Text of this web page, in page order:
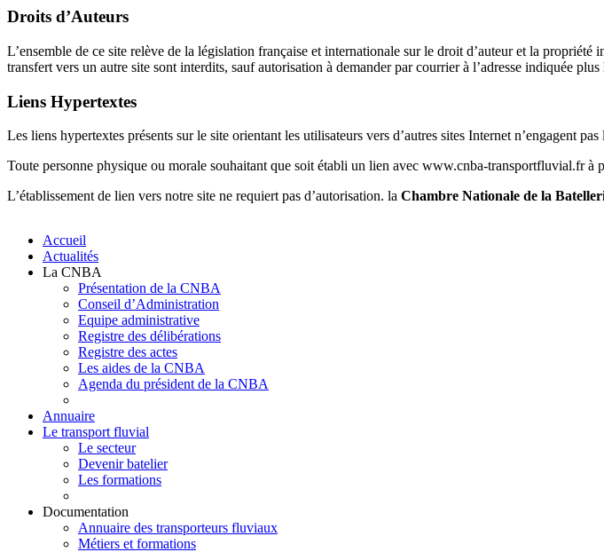
Droits d’Auteurs
L’ensemble de ce site relève de la législation française et internationale sur le droit d’auteur et la
transfert vers un autre site sont interdits, sauf autorisation à demander par courrier à l’adresse indiquée
Liens Hypertextes
Les liens hypertextes présents sur le site orientant les utilisateurs vers d’autres sites Internet n’engagent
Toute personne physique ou morale souhaitant que soit établi un lien avec www.cnba-transportfluvial.fr à
L’établissement de lien vers notre site ne requiert pas d’autorisation. la Chambre Nationale de la
Accueil
Actualités
La CNBA
Présentation de la CNBA
Conseil d’Administration
Equipe administrative
Registre des délibérations
Registre des actes
Les aides de la CNBA
Agenda du président de la CNBA
Annuaire
Le transport fluvial
Le secteur
Devenir batelier
Les formations
Documentation
Annuaire des transporteurs fluviaux
Métiers et formations